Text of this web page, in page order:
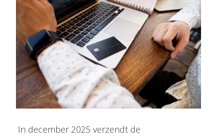
In december 2025 verzendt de